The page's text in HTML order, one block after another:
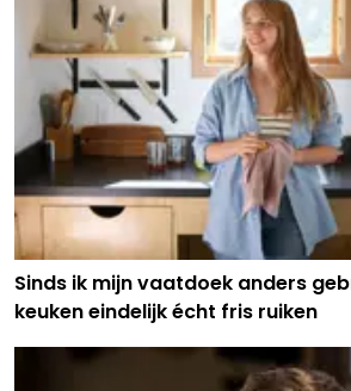
Sinds ik mijn vaatdoek anders
keuken eindelijk écht fris ruiken